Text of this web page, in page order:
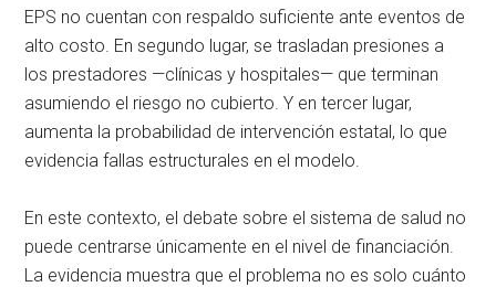
EPS no cuentan con respaldo suficiente ante eventos de
alto costo. En segundo lugar, se trasladan presiones a
los prestadores —clínicas y hospitales— que terminan
asumiendo el riesgo no cubierto. Y en tercer lugar,
aumenta la probabilidad de intervención estatal, lo que
evidencia fallas estructurales en el modelo.
En este contexto, el debate sobre el sistema de salud no
puede centrarse únicamente en el nivel de financiación.
La evidencia muestra que el problema no es solo cuánto